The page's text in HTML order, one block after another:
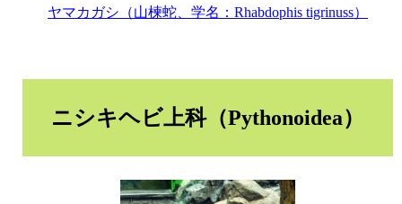
ヤマカガシ（山楝蛇、学名：Rhabdophis tigrinuss）
ニシキヘビ上科（Pythonoidea）